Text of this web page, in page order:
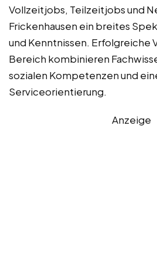
Vollzeitjobs, Teilzeitjobs und
Frickenhausen ein breites
und Kenntnissen. Erfolgreiche
Bereich kombinieren
sozialen Kompetenzen und
Serviceorientierung.
Anzeige